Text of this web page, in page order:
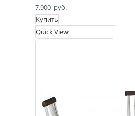
7,900 руб.
Купить
Quick View